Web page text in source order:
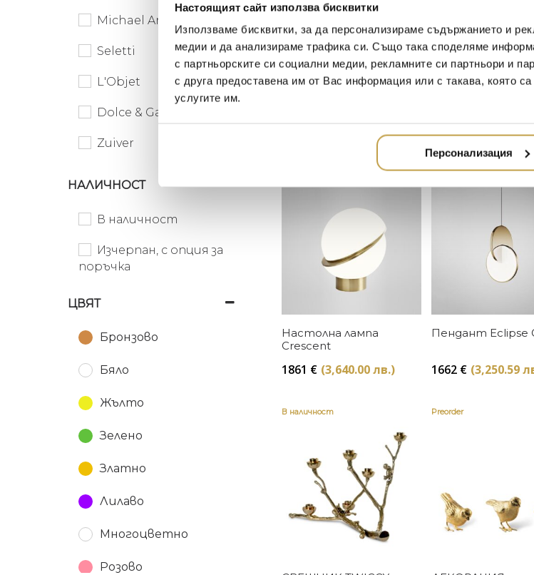
Настоящият сайт използва бисквитки
Използваме бисквитки, за да персонализираме съдържанието и
медии и да анализираме трафика си. Също така споделяме
с партньорските си социални медии, рекламните си партньори и
с друга предоставена им от Вас информация или с такава, която
услугите им.
Персонализация
Michael Aram
Seletti
L'Objet
Dolce & Gabbana Casa
Zuiver
Dutchbone
Eichholtz
Reflection
Copenhagen
НАЛИЧНОСТ
В наличност
Изчерпан, с опция за
поръчка
ЦВЯТ
Бронзово
Бяло
Жълто
Зелено
Златно
Лилаво
Многоцветно
Розово
(3,015.89 лв.)
Купи
Настолна лампа
Crescent
1861 € (3,640.00 лв.)
Купи
Пендант Eclipse
1662 € (3,250.59
В наличност Preorder